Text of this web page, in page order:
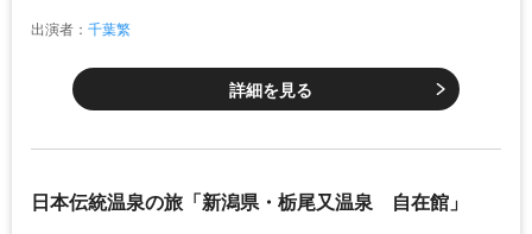
出演者： 千葉繁
詳細を見る
日本伝統温泉の旅「新潟県・栃尾又温泉 自在館」